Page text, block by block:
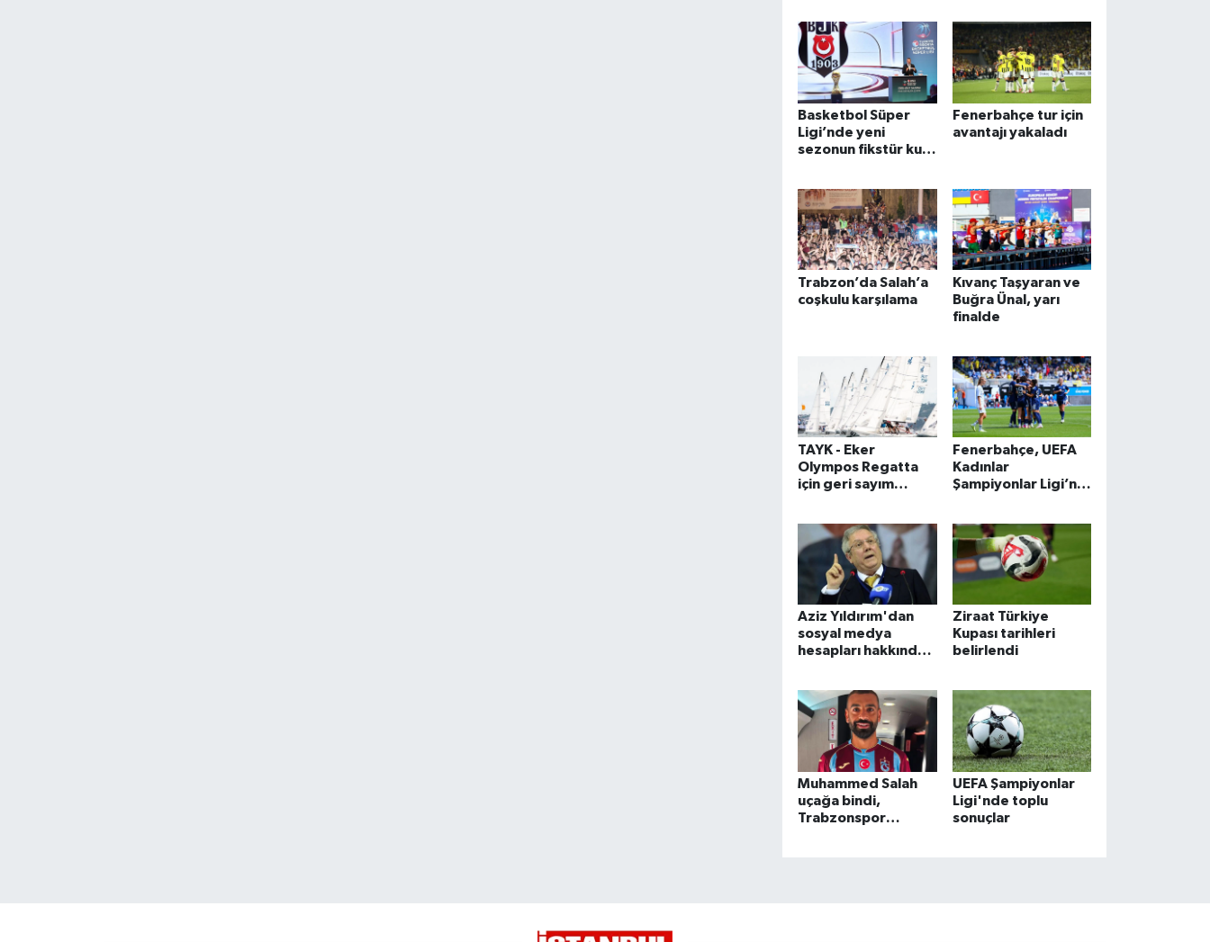
Basketbol Süper
Ligi’nde yeni
sezonun fikstür kura
Fenerbahçe tur için
avantajı yakaladı
Trabzon’da Salah’a
coşkulu karşılama
Kıvanç Taşyaran ve
Buğra Ünal, yarı
finalde
TAYK - Eker
Olympos Regatta
için geri sayım
Fenerbahçe, UEFA
Kadınlar
Şampiyonlar Ligi’ne
Aziz Yıldırım'dan
sosyal medya
hesapları hakkında
Ziraat Türkiye
Kupası tarihleri
belirlendi
Muhammed Salah
uçağa bindi,
Trabzonspor
UEFA Şampiyonlar
Ligi'nde toplu
sonuçlar